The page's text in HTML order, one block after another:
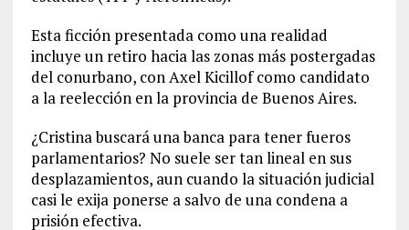
Esta ficción presentada como una realidad
incluye un retiro hacia las zonas más postergadas
del conurbano, con Axel Kicillof como candidato
a la reelección en la provincia de Buenos Aires.
¿Cristina buscará una banca para tener fueros
parlamentarios? No suele ser tan lineal en sus
desplazamientos, aun cuando la situación judicial
casi le exija ponerse a salvo de una condena a
prisión efectiva.